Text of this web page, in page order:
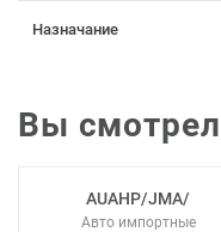
Назначание
Вы
AUAHP/JMA/
Авто импортные